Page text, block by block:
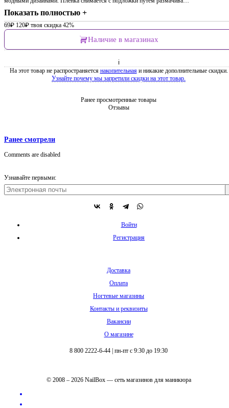
Показать полностью +
69₽ 120₽ твоя скидка 42%
Наличие в магазинах
ℹ
На этот товар не распространяется накопительнаяи никакие дополнительные скидки.
Узнайте почему мы запретили скидки на этот товар.
Ранее просмотренные товары
Отзывы
Ранее смотрели
Comments are disabled
Узнавайте первыми:
Войти
Регистрация
Доставка
Оплата
Ногтевые магазины
Контакты и реквизиты
Вакансии
О магазине
8 800 2222-6-44 пн-пт с 9:30 до 19:30
© 2008 – 2026 NailBox — сеть магазинов для маникюра